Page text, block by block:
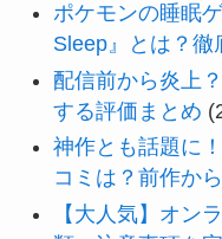
ポケモンの睡眠
Sleep』とは？徹
配信前から炎上
する評価まとめ
神作とも話題に
コミは？前作か
【大人気】オン